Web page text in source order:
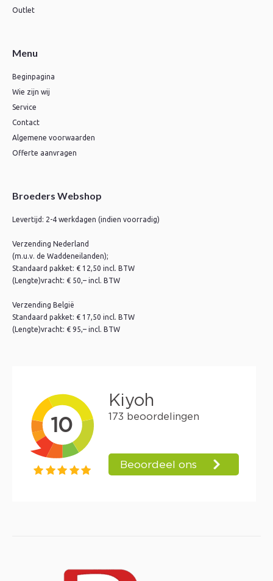
Outlet
Menu
Beginpagina
Wie zijn wij
Service
Contact
Algemene voorwaarden
Offerte aanvragen
Broeders Webshop
Levertijd: 2-4 werkdagen (indien voorradig)
Verzending Nederland
(m.u.v. de Waddeneilanden);
Standaard pakket: € 12,50 incl. BTW
(Lengte)vracht: € 50,– incl. BTW
Verzending België
Standaard pakket: € 17,50 incl. BTW
(Lengte)vracht: € 95,– incl. BTW